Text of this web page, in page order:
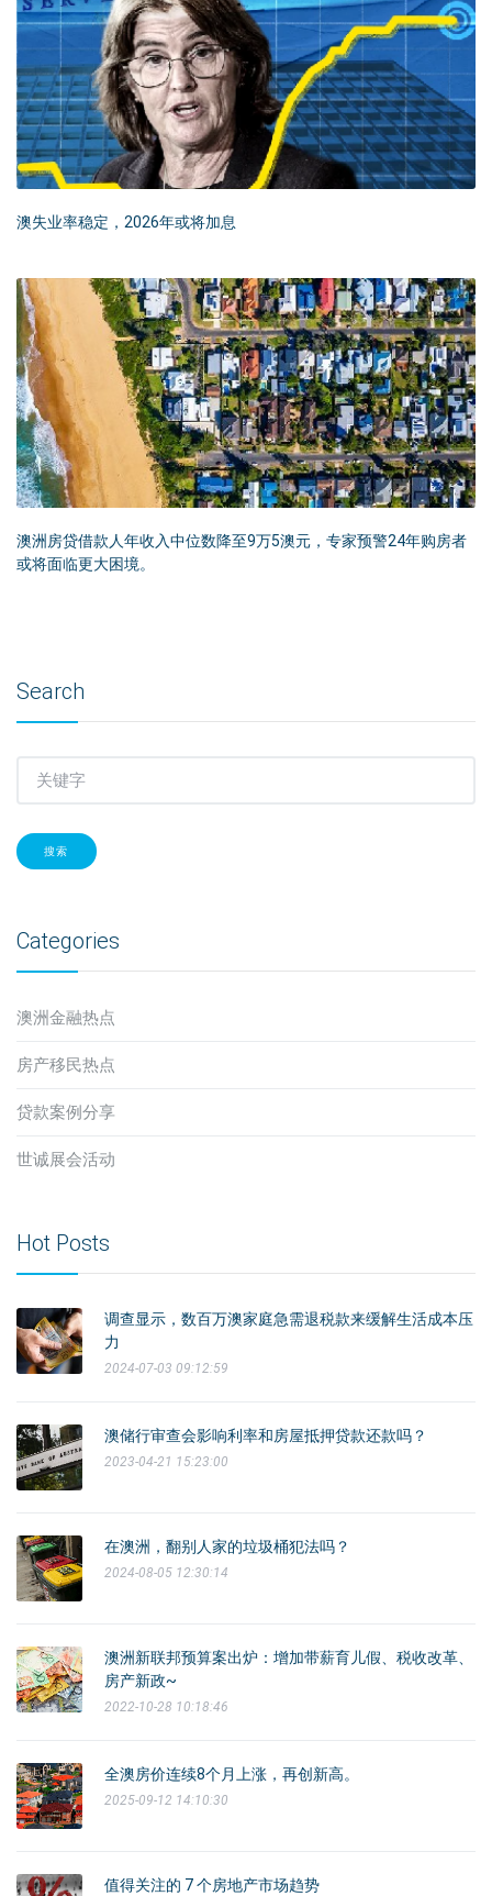
澳失业率稳定，2026年或将加息
澳洲房贷借款人年收入中位数降至9万5澳元，专家预警24年购房者
或将面临更大困境。
Search
搜索
Categories
澳洲金融热点
房产移民热点
贷款案例分享
世诚展会活动
Hot Posts
调查显示，数百万澳家庭急需退税款来缓解生活成本压
力
2024-07-03 09:12:59
澳储行审查会影响利率和房屋抵押贷款还款吗？
2023-04-21 15:23:00
在澳洲，翻别人家的垃圾桶犯法吗？
2024-08-05 12:30:14
澳洲新联邦预算案出炉：增加带薪育儿假、税收改革、
房产新政~
2022-10-28 10:18:46
全澳房价连续8个月上涨，再创新高。
2025-09-12 14:10:30
值得关注的 7 个房地产市场趋势